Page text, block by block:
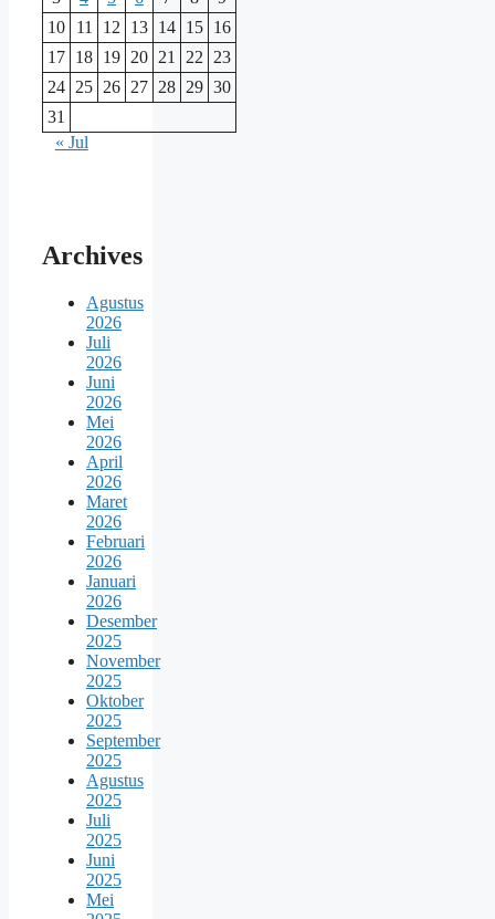
10
11 12 13 14 15 16
17 18 19 20 21 22
23
24 25 26 27 28 29 30
31
« Jul
Archives
Agustus
2026
Juli
2026
Juni
2026
Mei
2026
April
2026
Maret
2026
Februari
2026
Januari
2026
Desember
2025
November
2025
Oktober
2025
September
2025
Agustus
2025
Juli
2025
Juni
2025
Mei